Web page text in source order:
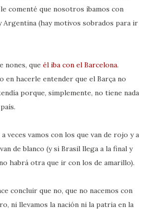
comenté que nosotros íbamos con
Argentina (hay motivos sobrados para ir
nones, que él iba con el Barcelona.
en hacerle entender que el Barça no
porque, simplemente, no tiene nada
veces vamos con los que van de rojo y a
de blanco (y si Brasil llega a la final y
habrá otra que ir con los de amarillo).
concluir que no, que no nacemos con
ni llevamos la nación ni la patria en la